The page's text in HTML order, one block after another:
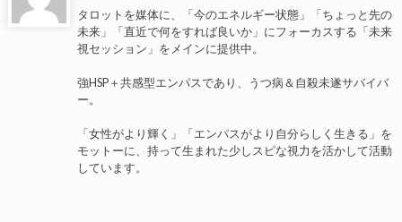
タロットを媒体に、「今のエネルギー状態」「ちょっと先の
未来」「直近で何をすれば良いか」にフォーカスする「未来
視セッション」をメインに提供中。
強HSP＋共感型エンパスであり、うつ病＆自殺未遂サバイバ
ー。
「女性がより輝く」「エンパスがより自分らしく生きる」を
モットーに、持って生まれた少しスピな視力を活かして活動
しています。